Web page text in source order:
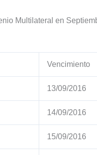
Multilateral en
Vencimiento
13/09/2016
14/09/2016
15/09/2016